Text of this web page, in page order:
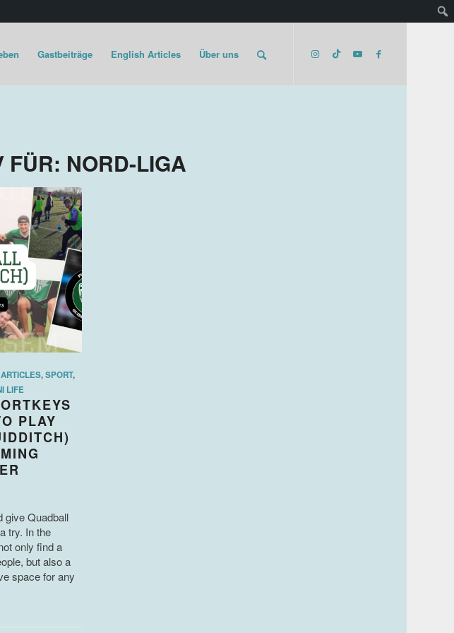
Gastbeiträge English Articles Über uns
FÜR: NORD-LIGA
,SPORT,
LIFE
PLAY
give Quadball
try. In the
only find a
but also a
space for any